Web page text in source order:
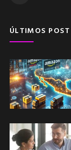
ÚLTIMOS POST